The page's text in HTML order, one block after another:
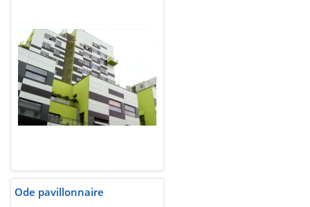
Ode pavillonnaire